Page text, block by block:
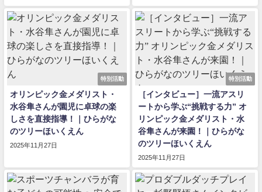
特別活動
オリンピック金メダリスト・
水谷隼さんが園児に卓球の楽
しさを直接指導！｜ひらがな
のツリーほいくえん
2025年11月27日
特別活動
［インタビュー］一流アスリ
ートから学ぶ“挑戦する力” オ
リンピック金メダリスト・水
谷隼さんが来園！｜ひらがな
のツリーほいくえん
2025年11月27日